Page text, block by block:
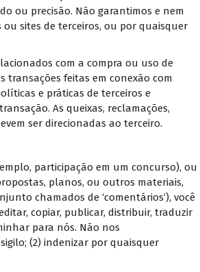
ou precisão. Não garantimos e nem
sites de terceiros, ou por quaisquer
com a compra ou uso de
transações feitas em conexão com
e práticas de terceiros e
As queixas, reclamações,
ser direcionadas ao terceiro.
participação em um concurso), ou
planos, ou outros materiais,
chamados de ‘comentários’), você
copiar, publicar, distribuir, traduzir
para nós. Não nos
(2) indenizar por quaisquer